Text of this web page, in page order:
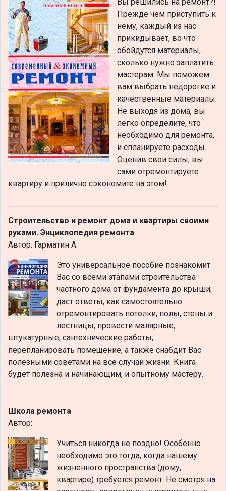
Вы решились на ремонт?!
Прежде чем приступить к
нему, каждый из нас
прикидывает, во что
обойдутся материалы,
сколько нужно заплатить
мастерам. Мы поможем
вам выбрать недорогие и
качественные материалы.
Не выходя из дома, вы
легко определите, что
необходимо для ремонта,
и спланируете расходы.
Оценив свои силы, вы
сами отремонтируете
квартиру и прилично сэкономите на этом!
Строительство и ремонт дома и квартиры своими
руками. Энциклопедия ремонта
Автор: Гарматин А.
Это универсальное пособие познакомит
Вас со всеми этапами строительства
частного дома от фундамента до крыши;
даст ответы, как самостоятельно
отремонтировать потолки, полы, стены и
лестницы; провести малярные,
штукатурные, сантехнические работы;
перепланировать помещение, а также снабдит Вас
полезными советами на все случаи жизни. Книга
будет полезна и начинающим, и опытному мастеру.
Школа ремонта
Автор:
Учиться никогда не поздно! Особенно
необходимо это тогда, когда нашему
жизненного пространства (дому,
квартире) требуется ремонт. Не смотря на